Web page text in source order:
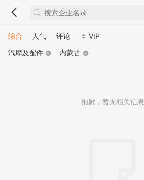
综合 人气 评论
VIP
汽摩及配件
内蒙古
抱歉，暂无相关信息